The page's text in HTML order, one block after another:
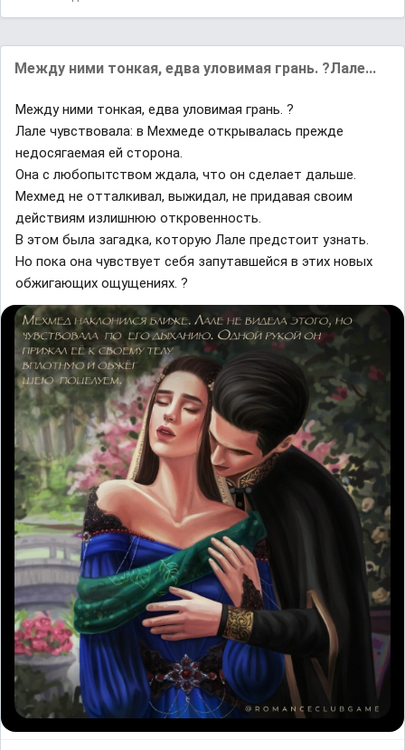
Между ними тонкая, едва уловимая грань. ?Лале...
Между ними тонкая, едва уловимая грань. ?
Лале чувствовала: в Мехмеде открывалась прежде
недосягаемая ей сторона.
Она с любопытством ждала, что он сделает дальше.
Мехмед не отталкивал, выжидал, не придавая своим
действиям излишнюю откровенность.
В этом была загадка, которую Лале предстоит узнать.
Но пока она чувствует себя запутавшейся в этих новых
обжигающих ощущениях. ?